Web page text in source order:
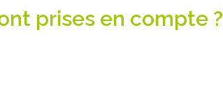
prises en compte ?